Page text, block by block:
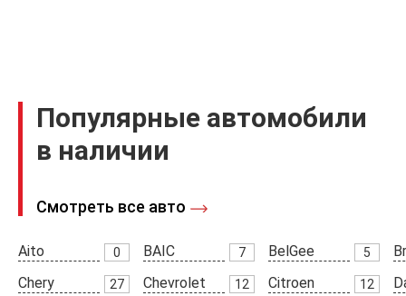
Популярные автомобили
в наличии
Смотреть все авто
Aito 0 BAIC 7 BelGee 5
Chery
27 Chevrolet 12 Citroen 12